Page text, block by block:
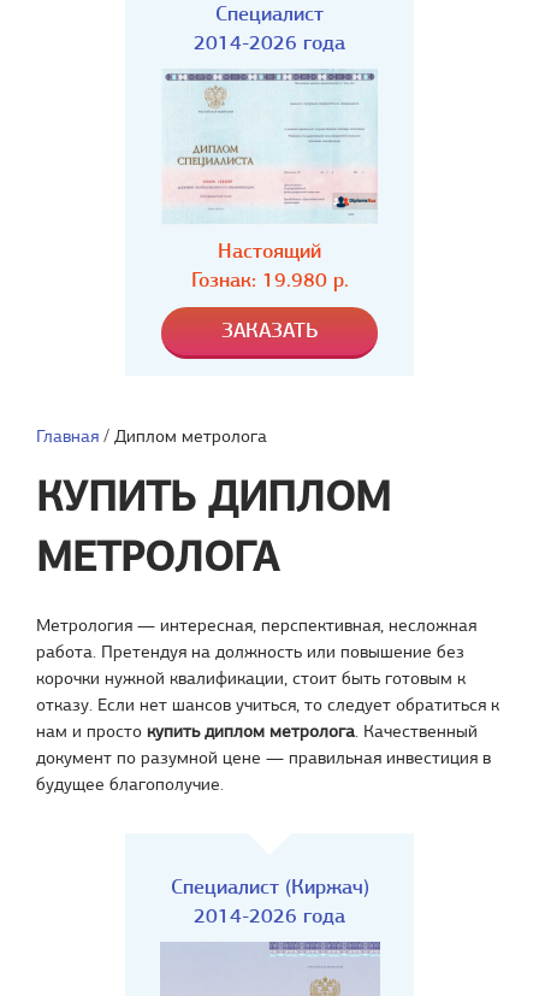
Специалист
2014-2026 года
Настоящий
Гознак: 19.980 р.
Главная / Диплом метролога
КУПИТЬ ДИПЛОМ
МЕТРОЛОГА
Метрология — интересная, перспективная, несложная
работа. Претендуя на должность или повышение без
корочки нужной квалификации, стоит быть готовым к
отказу. Если нет шансов учиться, то следует обратиться к
нам и просто купить диплом метролога. Качественный
документ по разумной цене — правильная инвестиция в
будущее благополучие.
Специалист (Киржач)
2014-2026 года